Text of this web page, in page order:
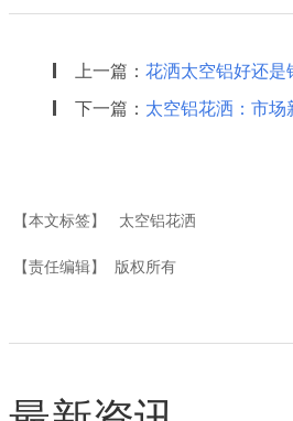
上一篇： 花洒太空铝好还是铜
下一篇： 太空铝花洒：市场
【本文标签】 太空铝花洒
【责任编辑】 版权所有